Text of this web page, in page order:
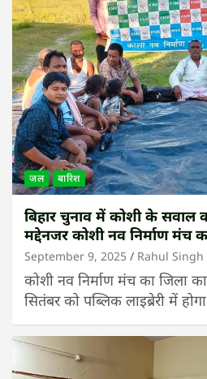
जल बारिश
बिहार चुनाव में कोशी के
मद्देनजर कोशी नव निर्माण मंच
September 9, 2025 Rahul Singh
कोशी नव निर्माण मंच का जिला
सितंबर को पब्लिक लाइब्रेरी में